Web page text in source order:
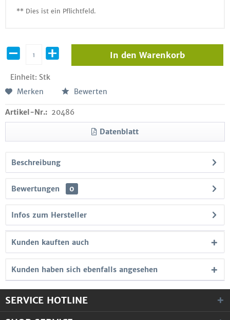
** Dies ist ein Pflichtfeld.
Einheit: Stk
In den Warenkorb
Merken Bewerten
Artikel-Nr.: 20486
Datenblatt
Beschreibung
Bewertungen 0
Infos zum Hersteller
Kunden kauften auch
Kunden haben sich ebenfalls angesehen
SERVICE HOTLINE